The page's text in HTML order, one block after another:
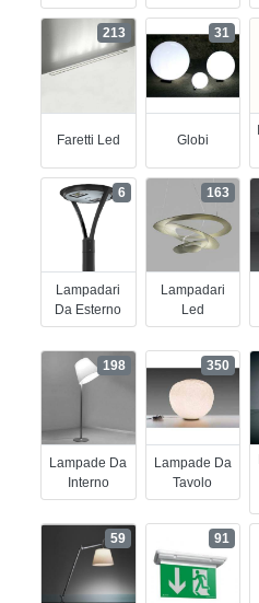
Faretti Led
213
Globi
31
Lampadari
Da Esterno
6
Lampadari
Led
163
Lampade Da
Interno
198
Lampade Da
Tavolo
350
59 91